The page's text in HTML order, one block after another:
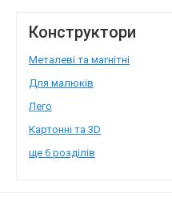
Конструктори
Металеві та магнітні
Для малюків
Лего
Картонні та 3D
ще 6 розділів